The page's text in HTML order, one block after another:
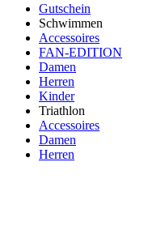
Gutschein
Schwimmen
Accessoires
FAN-EDITION
Damen
Herren
Kinder
Triathlon
Accessoires
Damen
Herren